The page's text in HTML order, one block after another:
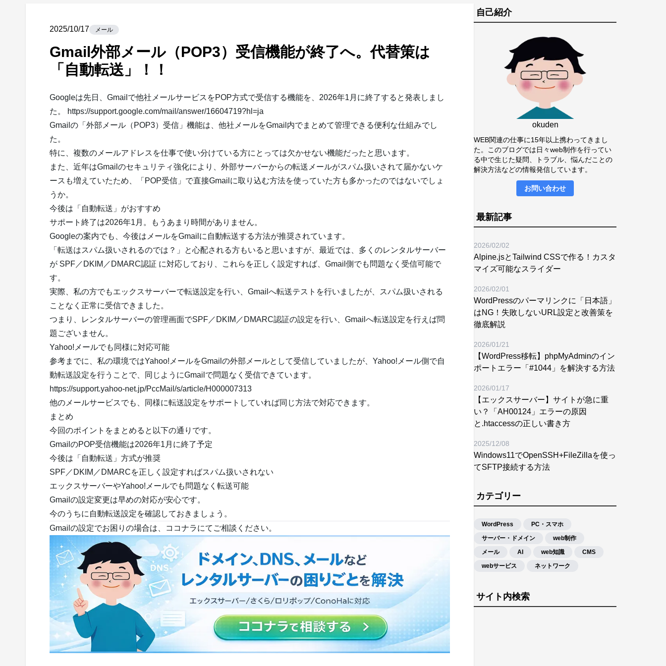
2025/10/17 メール
Gmail外部メール（POP3）受信機能が終了へ。代替策は
「自動転送」！！
Googleは先日、Gmailで他社メールサービスをPOP方式で受信する機能を、2026年1月に終了すると発表しまし
た。
https://support.google.com/mail/answer/16604719?hl=ja
Gmailの「外部メール（POP3）受信」機能は、他社メールをGmail内でまとめて管理できる便利な仕組みでし
た。
特に、複数のメールアドレスを仕事で使い分けている方にとっては欠かせない機能だったと思います。
また、近年はGmailのセキュリティ強化により、外部サーバーからの転送メールがスパム扱いされて届かないケ
ースも増えていたため、「POP受信」で直接Gmailに取り込む方法を使っていた方も多かったのではないでしょ
うか。
今後は「自動転送」がおすすめ
サポート終了は2026年1月。もうあまり時間がありません。
Googleの案内でも、今後はメールをGmailに自動転送する方法が推奨されています。
「転送はスパム扱いされるのでは？」と心配される方もいると思いますが、最近では、多くのレンタルサーバー
が SPF／DKIM／DMARC認証 に対応しており、これらを正しく設定すれば、Gmail側でも問題なく受信可能で
す。
実際、私の方でもエックスサーバーで転送設定を行い、Gmailへ転送テストを行いましたが、スパム扱いされる
ことなく正常に受信できました。
つまり、レンタルサーバーの管理画面でSPF／DKIM／DMARC認証の設定を行い、Gmailへ転送設定を行えば問
題ございません。
Yahoo!メールでも同様に対応可能
参考までに、私の環境ではYahoo!メールをGmailの外部メールとして受信していましたが、Yahoo!メール側で自
動転送設定を行うことで、同じようにGmailで問題なく受信できています。
https://support.yahoo-net.jp/PccMail/s/article/H000007313
他のメールサービスでも、同様に転送設定をサポートしていれば同じ方法で対応できます。
まとめ
今回のポイントをまとめると以下の通りです。
GmailのPOP受信機能は2026年1月に終了予定
今後は「自動転送」方式が推奨
SPF／DKIM／DMARCを正しく設定すればスパム扱いされない
エックスサーバーやYahoo!メールでも問題なく転送可能
Gmailの設定変更は早めの対応が安心です。
今のうちに自動転送設定を確認しておきましょう。
Gmailの設定でお困りの場合は、ココナラにてご相談ください。
自己紹介
okuden
WEB関連の仕事に15年以上携わってきまし
た。このブログでは日々web制作を行ってい
る中で生じた疑問、トラブル、悩んだことの
解決方法などの情報発信しています。
お問い合わせ
最新記事
2026/02/02
Alpine.jsとTailwind CSSで作る！カスタ
マイズ可能なスライダー
2026/02/01
WordPressのパーマリンクに「日本語」
はNG！失敗しないURL設定と改善策を
徹底解説
2026/01/21
【WordPress移転】phpMyAdminのイン
ポートエラー「#1044」を解決する方法
2026/01/17
【エックスサーバー】サイトが急に重
い？「AH00124」エラーの原因
と.htaccessの正しい書き方
2025/12/08
Windows11でOpenSSH+FileZillaを使っ
てSFTP接続する方法
カテゴリー
WordPress
PC・スマホ
サーバー・ドメイン
web制作
メール
AI web知識
CMS
webサービス
ネットワーク
サイト内検索